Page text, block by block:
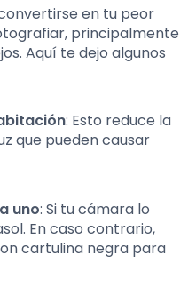
en tu peor
principalmente
Aquí te dejo algunos
: Esto reduce la
que pueden causar
uno: Si tu cámara lo
En caso contrario,
cartulina negra para